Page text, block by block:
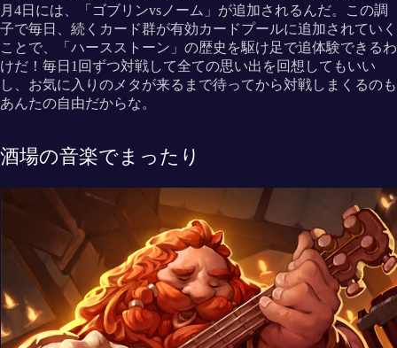
月4日には、「ゴブリンvsノーム」が追加されるんだ。この調
子で毎日、続くカード群が有効カードプールに追加されていく
ことで、「ハースストーン」の歴史を駆け足で追体験できるわ
けだ！毎日1回ずつ対戦して全ての思い出を回想してもいい
し、お気に入りのメタが来るまで待ってから対戦しまくるのも
あんたの自由だからな。
酒場の音楽でまったり